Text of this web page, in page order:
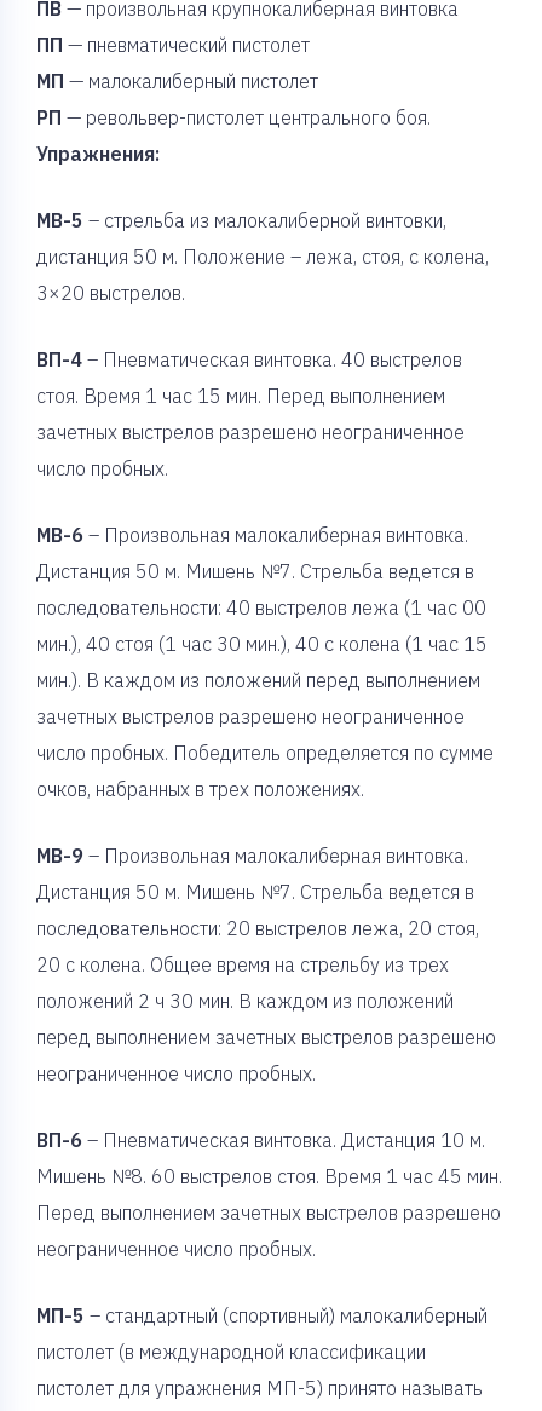
ПВ — произвольная крупнокалиберная винтовка
ПП — пневматический пистолет
МП — малокалиберный пистолет
РП — револьвер-пистолет центрального боя.
Упражнения:
МВ-5 – стрельба из малокалиберной винтовки,
дистанция 50 м. Положение – лежа, стоя, с колена,
3×20 выстрелов.
ВП-4 – Пневматическая винтовка. 40 выстрелов
стоя. Время 1 час 15 мин. Перед выполнением
зачетных выстрелов разрешено неограниченное
число пробных.
МВ-6 – Произвольная малокалиберная винтовка.
Дистанция 50 м. Мишень №7. Стрельба ведется в
последовательности: 40 выстрелов лежа (1 час 00
мин.), 40 стоя (1 час 30 мин.), 40 с колена (1 час 15
мин.). В каждом из положений перед выполнением
зачетных выстрелов разрешено неограниченное
число пробных. Победитель определяется по сумме
очков, набранных в трех положениях.
МВ-9 – Произвольная малокалиберная винтовка.
Дистанция 50 м. Мишень №7. Стрельба ведется в
последовательности: 20 выстрелов лежа, 20 стоя,
20 с колена. Общее время на стрельбу из трех
положений 2 ч 30 мин. В каждом из положений
перед выполнением зачетных выстрелов разрешено
неограниченное число пробных.
ВП-6 – Пневматическая винтовка. Дистанция 10 м.
Мишень №8. 60 выстрелов стоя. Время 1 час 45 мин.
Перед выполнением зачетных выстрелов разрешено
неограниченное число пробных.
МП-5 – стандартный (спортивный) малокалиберный
пистолет (в международной классификации
пистолет для упражнения МП-5) принято называть